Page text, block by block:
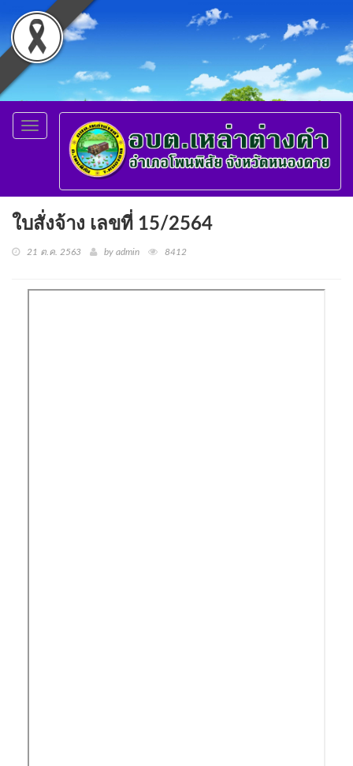
Toggle
navigation
ใบสั่งจ้าง เลขที่ 15/2564
21 ต.ค. 2563 by admin 8412